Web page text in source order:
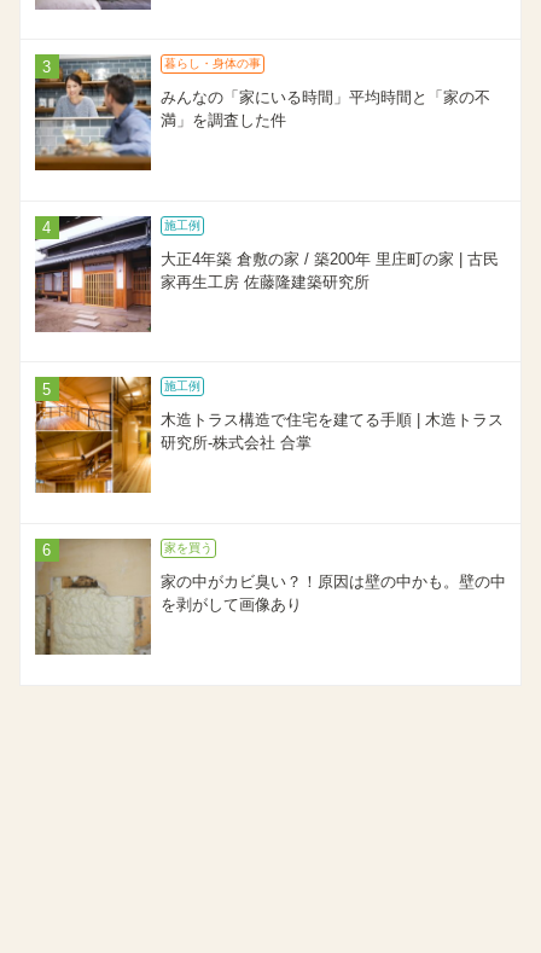
暮らし・身体の事
みんなの「家にいる時間」平均時間と「家の不
満」を調査した件
施工例
大正4年築 倉敷の家 / 築200年 里庄町の家 | 古民
家再生工房 佐藤隆建築研究所
施工例
木造トラス構造で住宅を建てる手順 | 木造トラス
研究所-株式会社 合掌
家を買う
家の中がカビ臭い？！原因は壁の中かも。壁の中
を剥がして画像あり